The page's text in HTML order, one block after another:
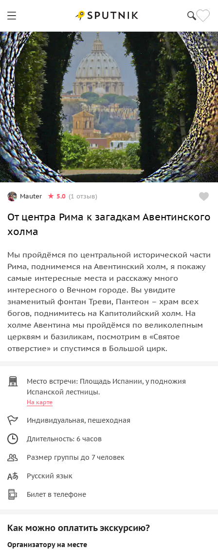
Mauter 5.0 (1 отзыв)
От центра Рима к загадкам Авентинского
холма
Мы пройдёмся по центральной исторической части
Рима, поднимемся на Авентинский холм, я покажу
самые интересные места и расскажу много
интересного о Вечном городе. Вы увидите
знаменитый фонтан Треви, Пантеон – храм всех
богов, поднимитесь на Капитолийский холм. На
холме Авентина мы пройдёмся по великолепным
церквям и базиликам, посмотрим в «Святое
отверстие» и спустимся в Большой цирк.
Место встречи: Площадь Испании, у подножия
Испанской лестницы.
На карте
Индивидуальная, пешеходная
Длительность: 6 часов
Размер группы до 7 человек
Русский язык
Билет в телефоне
Как можно оплатить экскурсию?
Организатору на месте